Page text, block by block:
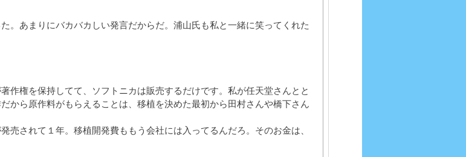
。あまりにバカバカしい発言だからだ。浦山氏も私と一緒に笑ってくれた
作権を保持してて、ソフトニカは販売するだけです。私が任天堂さんとと
から原作料がもらえることは、移植を決めた最初から田村さんや橋下さん
売されて１年。移植開発費ももう会社には入ってるんだろ。そのお金は、